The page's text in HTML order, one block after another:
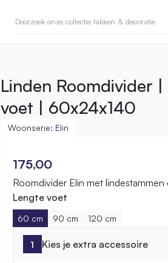
Linden Roomdivider
voet | 60x24x140
Woonserie: Elin
175,00
Roomdivider Elin met
Lengte voet
60 cm 90 cm 120 cm
Kies je extra accessoire